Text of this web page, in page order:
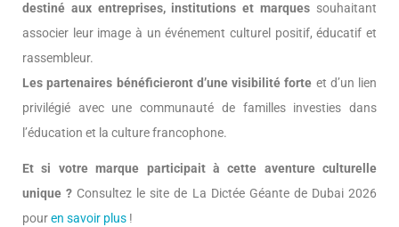
destiné aux entreprises, institutions et marques souhaitant
associer leur image à un événement culturel positif, éducatif et
rassembleur.
Les partenaires bénéficieront d’une visibilité forte et d’un lien
privilégié avec une communauté de familles investies dans
l’éducation et la culture francophone.
Et si votre marque participait à cette aventure culturelle
unique ? Consultez le site de La Dictée Géante de Dubai 2026
pouren savoir plus !